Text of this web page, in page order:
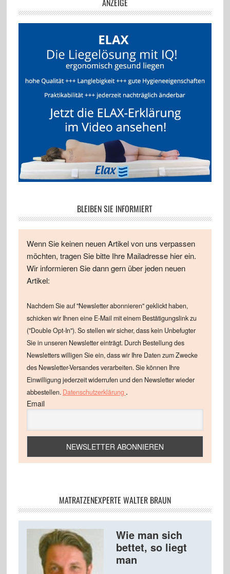
BLEIBEN SIE INFORMIERT
Wenn Sie keinen neuen Artikel von uns verpassen
möchten, tragen Sie bitte Ihre Mailadresse hier ein.
Wir informieren Sie dann gern über jeden neuen
Artikel:
Nachdem Sie auf "Newsletter abonnieren" geklickt haben,
schicken wir Ihnen eine E-Mail mit einem Bestätigungslink zu
("Double Opt-In"). So stellen wir sicher, dass kein Unbefugter
Sie in unseren Newsletter einträgt. Durch Bestellung des
Newsletters willigen Sie ein, dass wir Ihre Daten zum Zwecke
des Newsletter-Versandes verarbeiten. Sie können Ihre
Einwilligung jederzeit widerrufen und den Newsletter wieder
abbestellen. Datenschutzerklärung .
Email
MATRATZENEXPERTE WALTER BRAUN
Wie man sich
bettet, so liegt
man